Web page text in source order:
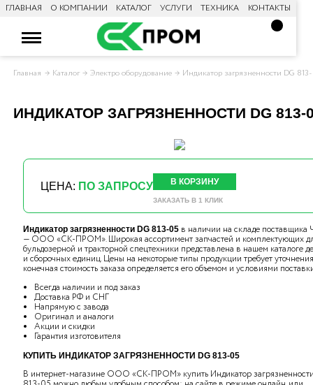
ГЛАВНАЯ О КОМПАНИИ КАТАЛОГ УСЛУГИ ТЕХНИКА КОНТАКТЫ
Главная Каталог Электро оборудование Индикатор загрязненности DG
ИНДИКАТОР ЗАГРЯЗНЕННОСТИ DG 813-
ЦЕНА: ПО ЗАПРОСУ В КОРЗИНУ
ЗАКАЗАТЬ В 1 КЛИК
Индикатор загрязненности DG 813-05в наличии на складе поставщика
— ООО «СК-ПРОМ». Широкая ассортимент запчастей и комплектующих
бульдозерной и тракторной спецтехники представлена в нашем каталоге
и сборочных единиц. Цены на некоторые типы продукции требует
конечная стоимость заказа определяется его объемом и условиями
Всегда наличии и под заказ
Доставка РФ и СНГ
Напрямую с завода
Оригинал и аналоги
Акции и скидки
Гарантия изготовителя
КУПИТЬ ИНДИКАТОР ЗАГРЯЗНЕННОСТИ DG 813-05
В интернет-магазине ООО «СК-ПРОМ» купить Индикатор